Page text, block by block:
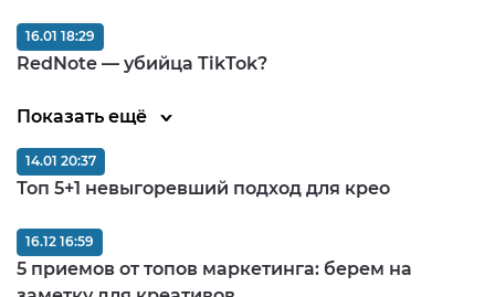
RedNote — убийца TikTok?
16.01 18:29
Показать ещё
Топ 5+1 невыгоревший подход для крео
14.01 20:37
5 приемов от топов маркетинга: берем на
16.12 16:59